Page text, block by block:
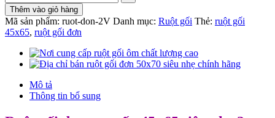
Thêm vào giỏ hàng
Mã sản phẩm: ruot-don-2V Danh mục: Ruột gối Thẻ: ruột gối
45x65, ruột gối đơn
Mô tả
Thông tin bổ sung